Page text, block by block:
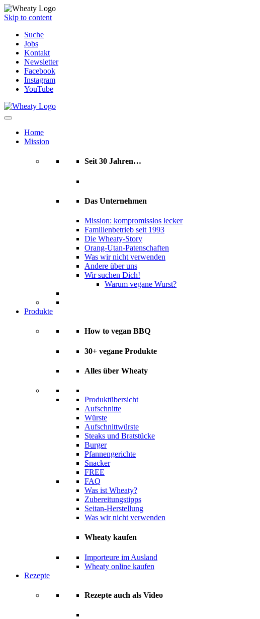
Skip to content
Suche
Jobs
Kontakt
Newsletter
Facebook
Instagram
YouTube
Home
Mission
Seit 30 Jahren…
Das Unternehmen
Mission: kompromisslos lecker
Familienbetrieb seit 1993
Die Wheaty-Story
Orang-Utan-Patenschaften
Was wir nicht verwenden
Andere über uns
Wir suchen Dich!
Warum vegane Wurst?
Produkte
How to vegan BBQ
30+ vegane Produkte
Alles über Wheaty
Produktübersicht
Aufschnitte
Würste
Aufschnittwürste
Steaks und Bratstücke
Burger
Pfannengerichte
Snacker
FREE
FAQ
Was ist Wheaty?
Zubereitungstipps
Seitan-Herstellung
Was wir nicht verwenden
Wheaty kaufen
Importeure im Ausland
Wheaty online kaufen
Rezepte
Rezepte auch als Video